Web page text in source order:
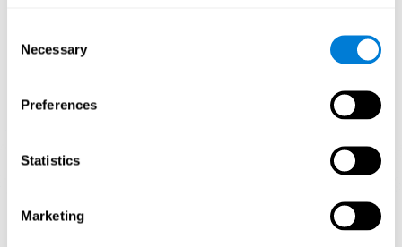
Selection
Necessary
Preferences
Statistics
Marketing
Grafische projectie van neurale netwerken na 3 weken.